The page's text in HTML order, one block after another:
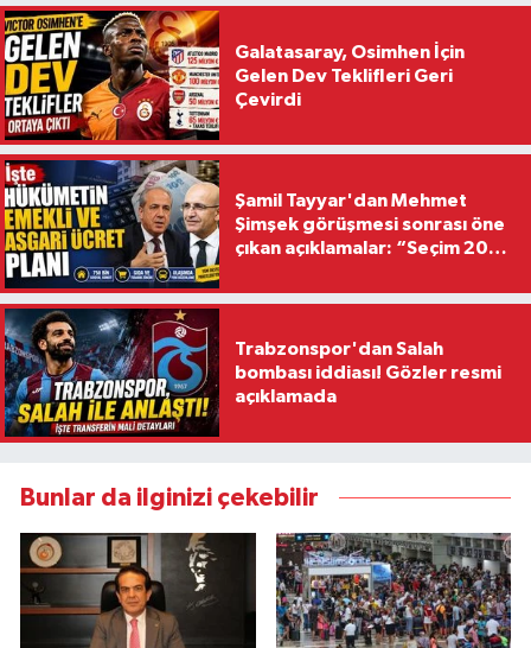
Galatasaray, Osimhen İçin
Gelen Dev Teklifleri Geri
Çevirdi
Şamil Tayyar'dan Mehmet
Şimşek görüşmesi sonrası öne
çıkan açıklamalar: “Seçim 2028
Trabzonspor'dan Salah
bombası iddiası! Gözler resmi
açıklamada
Bunlar da ilginizi çekebilir